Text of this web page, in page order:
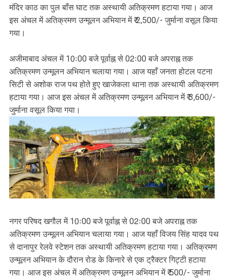
मंदिर काठ का पुल बाँस घाट तक अस्थायी अतिक्रमण हटाया गया। आज
इस अंचल में अतिक्रमण उन्मूलन अभियान में ₹ 2,500/- जुर्माना वसूल किया
गया।
अजीमाबाद अंचल में 10ः00 बजे पूर्वाह्न से 02ः00 बजे अपराह्न तक
अतिक्रमण उन्मूलन अभियान चलाया गया। आज यहाँ जनता होटल पटना
सिटी से अशोक राज पथ होते हुए खाजेकला थाना तक अस्थायी अतिक्रमण
हटाया गया। आज इस अंचल में अतिक्रमण उन्मूलन अभियान में ₹ 3,600/-
जुर्माना वसूल किया गया।
नगर परिषद खगौल में 10ः00 बजे पूर्वाह्न से 02ः00 बजे अपराह्न तक
अतिक्रमण उन्मूलन अभियान चलाया गया। आज यहाँ विजय सिंह यादव पथ
से दानापुर रेलवे स्टेशन तक अस्थायी अतिक्रमण हटाया गया। अतिक्रमण
उन्मूलन अभियान के दौरान रोड के किनारे से एक ट्रैक्टर गिट्टी हटाया
गया। आज इस अंचल में अतिक्रमण उन्मूलन अभियान में ₹ 500/- जुर्माना